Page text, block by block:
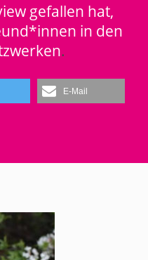
gefallen hat,
in den
.
E-Mail